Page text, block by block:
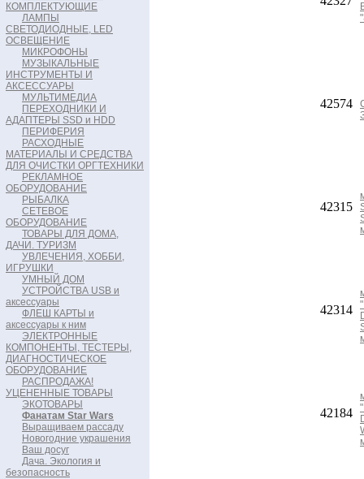
КОМПЛЕКТУЮЩИЕ
ЛАМПЫ
СВЕТОДИОДНЫЕ, LED
ОСВЕЩЕНИЕ
МИКРОФОНЫ
МУЗЫКАЛЬНЫЕ
ИНСТРУМЕНТЫ И
АКСЕССУАРЫ
МУЛЬТИМЕДИА
ПЕРЕХОДНИКИ И
АДАПТЕРЫ SSD и HDD
ПЕРИФЕРИЯ
РАСХОДНЫЕ
МАТЕРИАЛЫ И СРЕДСТВА
ДЛЯ ОЧИСТКИ ОРГТЕХНИКИ
РЕКЛАМНОЕ
ОБОРУДОВАНИЕ
РЫБАЛКА
СЕТЕВОЕ
ОБОРУДОВАНИЕ
ТОВАРЫ ДЛЯ ДОМА,
ДАЧИ. ТУРИЗМ
УВЛЕЧЕНИЯ, ХОББИ,
ИГРУШКИ
УМНЫЙ ДОМ
УСТРОЙСТВА USB и
аксессуары
ФЛЕШ КАРТЫ и
аксессуары к ним
ЭЛЕКТРОННЫЕ
КОМПОНЕНТЫ, ТЕСТЕРЫ,
ДИАГНОСТИЧЕСКОЕ
ОБОРУДОВАНИЕ
РАСПРОДАЖА!
УЦЕНЕННЫЕ ТОВАРЫ
ЭКОТОВАРЫ
Фанатам Star Wars
Выращиваем рассаду
Новогодние украшения
Ваш досуг
Дача. Экология и
безопасность
42574
42315
42314
42184